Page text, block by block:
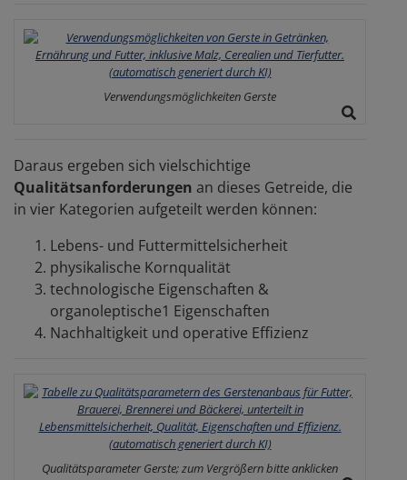
Verwendungsmöglichkeiten Gerste
Daraus ergeben sich vielschichtige
Qualitätsanforderungen an dieses Getreide, die
in vier Kategorien aufgeteilt werden können:
Lebens- und Futtermittelsicherheit
physikalische Kornqualität
technologische Eigenschaften &
organoleptische1 Eigenschaften
Nachhaltigkeit und operative Effizienz
Qualitätsparameter Gerste; zum Vergrößern bitte anklicken